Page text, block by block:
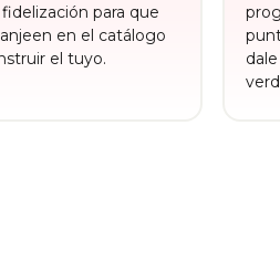
para que
en el catálogo
el tuyo.